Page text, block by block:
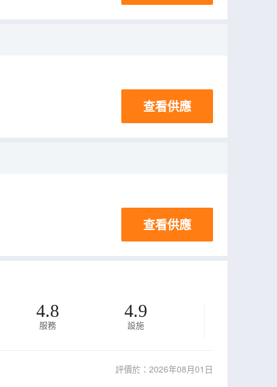
查看供應
查看供應
4.8
服務
4.9
設施
評價於：2026年08月01日